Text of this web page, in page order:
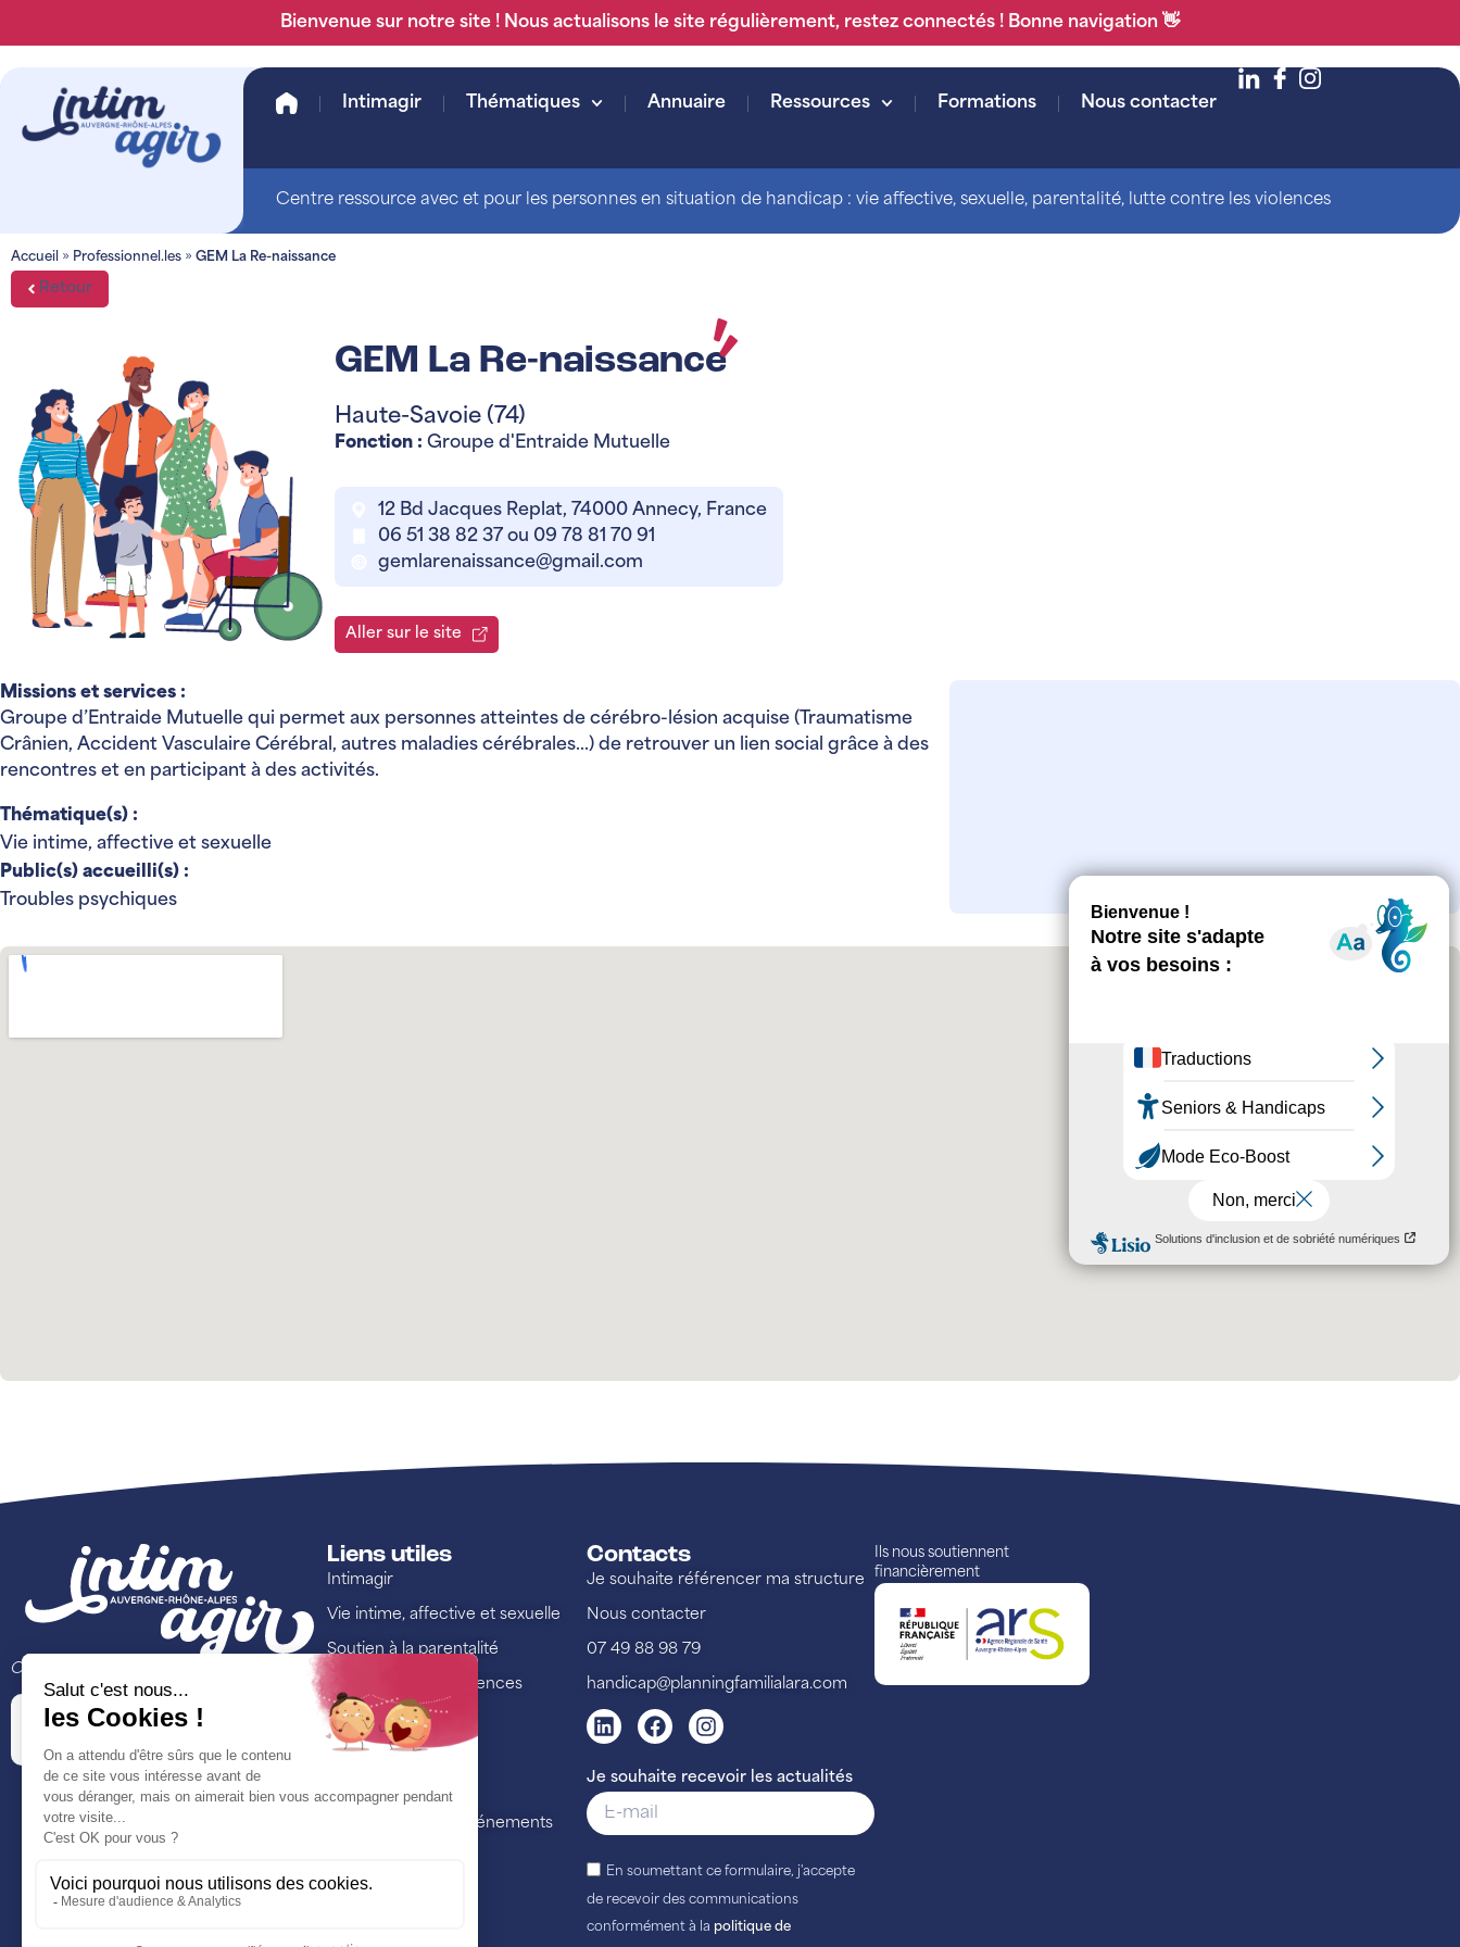
Bienvenue sur notre site ! Nous actualisons le site régulièrement, restez connectés ! Bonne navigation 👋
Intimagir Thématiques Annuaire Ressources Formations Nous contacter
Centre ressource avec et pour les personnes en situation de handicap : vie affective, sexuelle, parentalité, lutte contre les violences
Accueil » Professionnel.les » GEM La Re-naissance
Retour
GEM La Re-naissance
Haute-Savoie (74)
Fonction : Groupe d'Entraide Mutuelle
12 Bd Jacques Replat, 74000 Annecy, France
06 51 38 82 37 ou 09 78 81 70 91
gemlarenaissance@gmail.com
Aller sur le site
Missions et services :
Groupe d’Entraide Mutuelle qui permet aux personnes atteintes de cérébro-lésion acquise (Traumatisme
Crânien, Accident Vasculaire Cérébral, autres maladies cérébrales…) de retrouver un lien social grâce à des
rencontres et en participant à des activités.
Thématique(s) :
Vie intime, affective et sexuelle
Public(s) accueilli(s) :
Troubles psychiques
Ce site est porté par
Liens utiles
Intimagir
Vie intime, affective et sexuelle
Soutien à la parentalité
Lutte contre les violences
Annuaire
Ressources
Nos actualités et événements
Contacts
Je souhaite référencer ma structure
Nous contacter
07 49 88 98 79
handicap@planningfamilialara.com
Je souhaite recevoir les actualités
En soumettant ce formulaire, j'accepte
de recevoir des communications
conformément à la politique de
Ils nous soutiennent
financièrement